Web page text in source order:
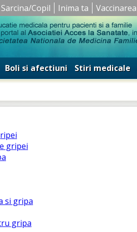
Sarcina/Copil Inima ta Vaccinarea
Boli si afectiuni Stiri medicale
gripei
si gripa
gripa